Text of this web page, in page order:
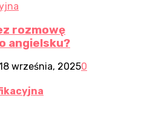
rozmowę
angielsku?
września, 20250